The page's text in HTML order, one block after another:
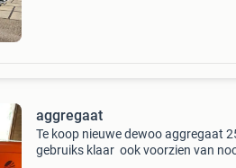
aggregaat
Te koop nieuwe dewoo aggregaat
gebruiks klaar ook voorzien van